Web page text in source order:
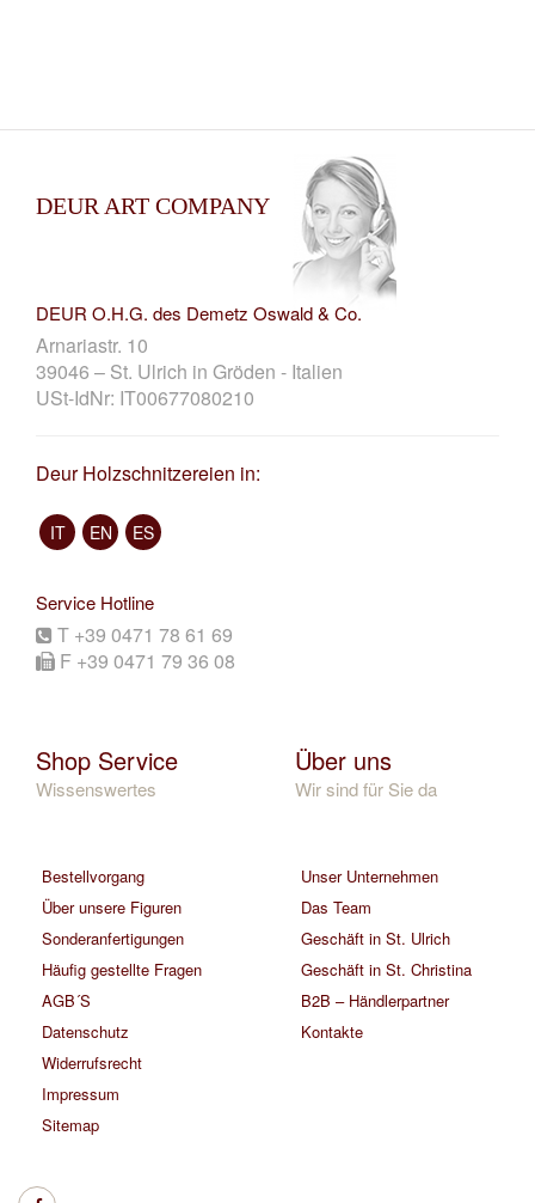
DEUR ART COMPANY
DEUR O.H.G. des Demetz Oswald & Co.
Arnariastr. 10
39046 – St. Ulrich in Gröden - Italien
USt-IdNr: IT00677080210
Deur Holzschnitzereien in:
IT EN ES
Service Hotline
T +39 0471 78 61 69
F +39 0471 79 36 08
Shop Service
Wissenswertes
Bestellvorgang
Über unsere Figuren
Sonderanfertigungen
Häufig gestellte Fragen
AGB´S
Datenschutz
Widerrufsrecht
Impressum
Sitemap
Über uns
Wir sind für Sie da
Unser Unternehmen
Das Team
Geschäft in St. Ulrich
Geschäft in St. Christina
B2B – Händlerpartner
Kontakte